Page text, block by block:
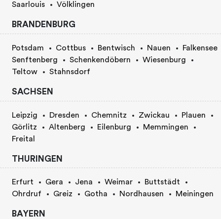
Saarlouis
Völklingen
BRANDENBURG
Potsdam Cottbus Bentwisch Nauen
Falkensee
Senftenberg
Schenkendöbern
Wiesenburg
Teltow
Stahnsdorf
SACHSEN
Leipzig Dresden Chemnitz Zwickau
Plauen
Görlitz
Altenberg Eilenburg
Memmingen
Freital
THURINGEN
Erfurt Gera Jena Weimar
Buttstädt
Ohrdruf
Greiz Gotha Nordhausen Meiningen
BAYERN